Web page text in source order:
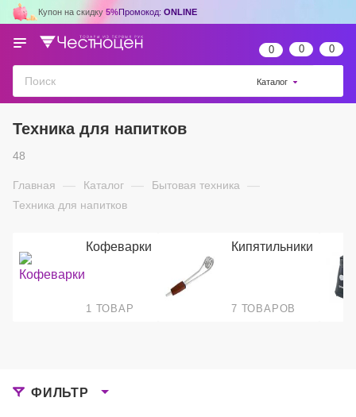
Купон на скидку 5%Промокод: ONLINE
0 0 0
Каталог
Техника для напитков
48
Главная — Каталог — Бытовая техника —
Техника для напитков
Кофеварки
1 ТОВАР
Кипятильники
7 ТОВАРОВ
ФИЛЬТР